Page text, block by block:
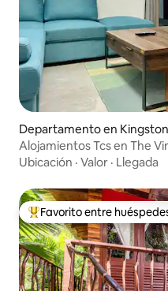
Departamento en Kingston
Alojamientos Tcs en The
Ubicación · Valor · Llegada
De los mejores en Favorito
Favorito entre